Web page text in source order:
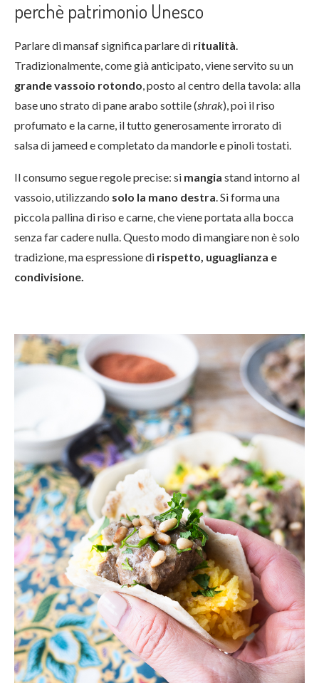
perchè patrimonio Unesco
Parlare di mansaf significa parlare di ritualità
Tradizionalmente, come già anticipato, viene servito su un
grande vassoio rotondo , posto al centro della tavola: alla
base uno strato di pane arabo sottile (shrak), poi il riso
profumato e la carne, il tutto generosamente irrorato di
salsa di jameed e completato da mandorle e pinoli tostati.
Il consumo segue regole precise: si mangia stand intorno al
vassoio, utilizzando solo la mano destra . Si forma una
piccola pallina di riso e carne, che viene portata alla bocca
senza far cadere nulla. Questo modo di mangiare non è solo
tradizione, ma espressione di rispetto, uguaglianza e
condivisione.